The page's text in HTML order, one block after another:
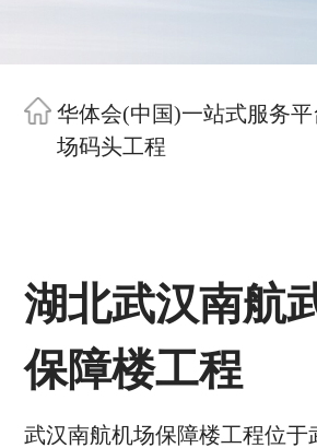
华体会(中国)一站式服务
场码头工程
湖北武汉南航
保障楼工程
武汉南航机场保障楼工程位于